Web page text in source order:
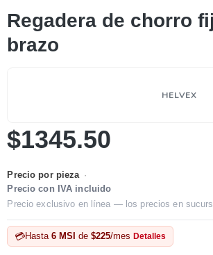
Regadera de chorro
brazo
HELVEX
$1345.50
Precio por pieza ·
Precio con IVA incluido
Precio exclusivo en línea — los precios en
💳Hasta6 MSI de$225/mes Detalles